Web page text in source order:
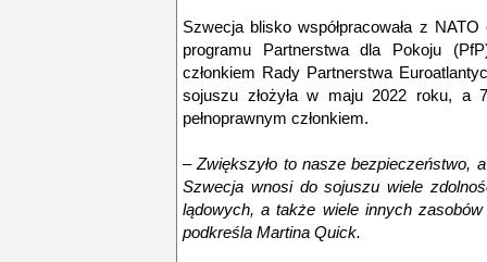
Szwecja blisko współpracowała z
programu Partnerstwa dla Pokoju
członkiem Rady Partnerstwa
sojuszu złożyła w maju 2022 roku, a
pełnoprawnym członkiem.
– Zwiększyło to nasze bezpieczeństwo,
Szwecja wnosi do sojuszu wiele
lądowych, a także wiele innych
podkreśla Martina Quick.